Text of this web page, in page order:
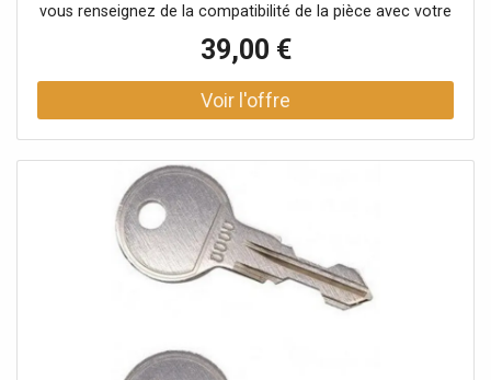
vous renseignez de la compatibilité de la pièce avec votre
porte-vélos auprès d'un conseiller.
39,00 €